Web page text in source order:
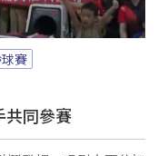
賽
共同參賽